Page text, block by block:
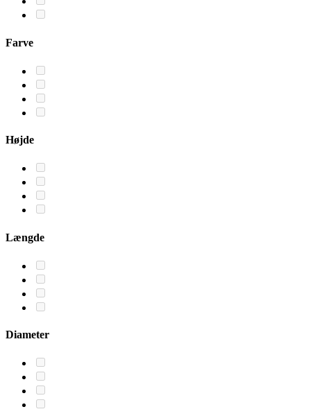
Farve
Højde
Længde
Diameter